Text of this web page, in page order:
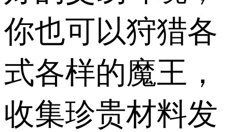
你也可以狩猎各
式各样的魔王，
收集珍贵材料发